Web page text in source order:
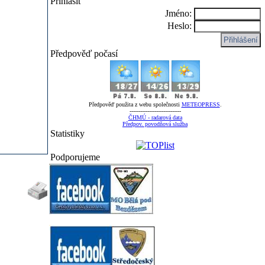
Jméno:
Heslo:
Předpověď počasí
Předpověď použita z webu společnosti METEOPRESS
-----------------------------
ČHMÚ - radarová data
Předpov. povodňová služba
Statistiky
Podporujeme